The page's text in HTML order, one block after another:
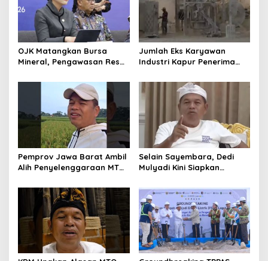
OJK Matangkan Bursa
Mineral, Pengawasan Resmi
Jumlah Eks Karyawan
Industri Kapur Penerima
Bertambah, KDM: Kita
Identifikasi
Pemprov Jawa Barat Ambil
Alih Penyelenggaraan MTQ
Jadi Tuan Rumah
Selain Sayembara, Dedi
Mulyadi Kini Siapkan
Sebarkan Lokasi Penjualan
Narkotika